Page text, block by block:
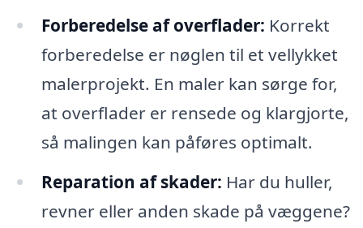
Forberedelse af overflader: Korrekt
forberedelse er nøglen til et vellykket
malerprojekt. En maler kan sørge for,
at overflader er rensede og klargjorte,
så malingen kan påføres optimalt.
Reparation af skader: Har du huller,
revner eller anden skade på væggene?